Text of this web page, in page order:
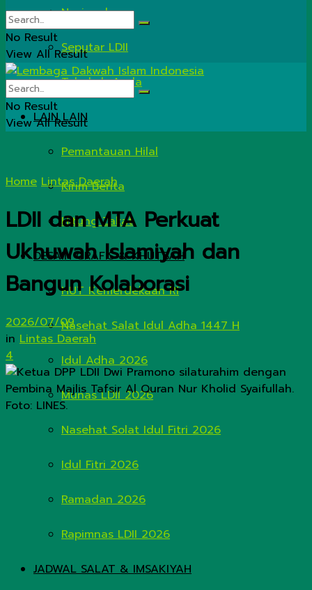
Nasional
Seputar LDII
Tahukah Anda
LAIN LAIN
Pemantauan Hilal
Kirim Berita
Hitung Zakat
DESAIN GRAFIS & KHUTBAH
HUT Kemerdekaan RI
Nasehat Salat Idul Adha 1447 H
Idul Adha 2026
Munas LDII 2026
Nasehat Solat Idul Fitri 2026
Idul Fitri 2026
Ramadan 2026
Rapimnas LDII 2026
JADWAL SALAT & IMSAKIYAH
No Result
View All Result
No Result
View All Result
Home Lintas Daerah
LDII dan MTA Perkuat
Ukhuwah Islamiyah dan
Bangun Kolaborasi
2026/07/09
in Lintas Daerah
4